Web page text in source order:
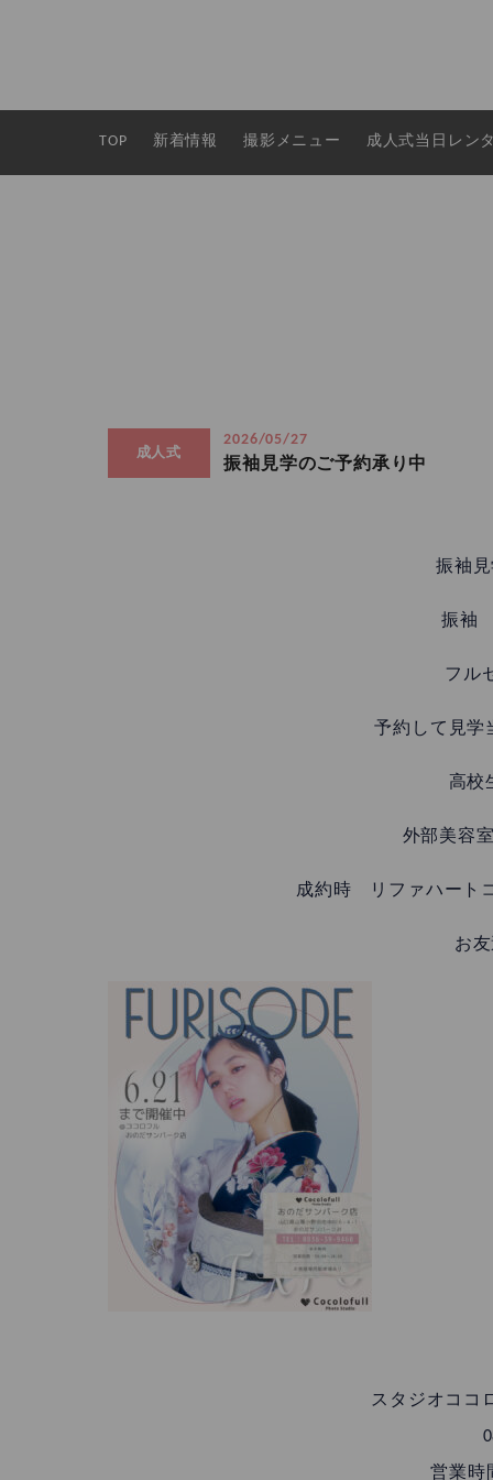
TOP 新着情報 撮影メニュー 成人式当日レン
成人式
2026/05/27
振袖見学のご予約承り中
振袖
振袖
フル
予約して見
高校
外部美容
成約時 リファハート
お
スタジオココ
営業時